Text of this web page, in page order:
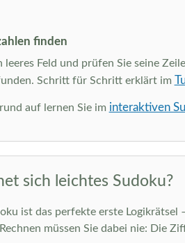
finden
leeres Feld und prüfen Sie seine
Schritt für Schritt erklärt im
auf lernen Sie im interaktiven
sich leichtes Sudoku?
ist das perfekte erste
müssen Sie dabei nie: Die